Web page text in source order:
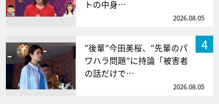
トの中身…
2026.08.05
4
“後輩”今田美桜、“先輩のパ
ワハラ問題”に持論「被害者
の話だけで…
2026.08.05